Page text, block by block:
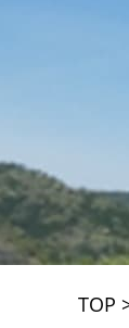
TOP